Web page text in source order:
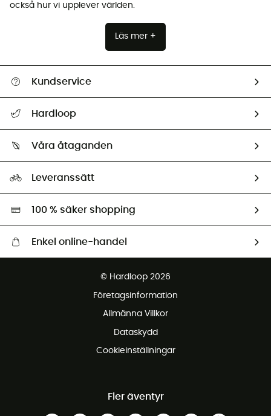
också hur vi upplever världen.
Läs mer +
Kundservice
Retur & återbetalning
Hardloop
Ambassadörer
Våra åtaganden
Miljöanpassat urval
Leveranssätt
100 % säker shopping
Enkel online-handel
Gratis retur inom 100 dagar
© Hardloop 2026
Företagsinformation
Allmänna Villkor
Dataskydd
Cookieinställningar
Fler äventyr